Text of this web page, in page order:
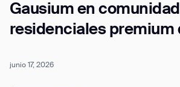
Gausium en
residenciales premium
junio 17, 2026
Phone Number*